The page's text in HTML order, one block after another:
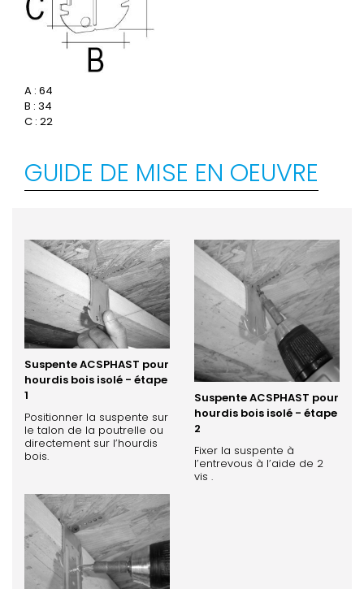
A : 64
B : 34
C : 22
GUIDE DE MISE EN OEUVRE
Suspente ACSPHAST pour
hourdis bois isolé - étape
1
Positionner la suspente sur
le talon de la poutrelle ou
directement sur l’hourdis
bois.
Suspente ACSPHAST pour
hourdis bois isolé - étape
2
Fixer la suspente à
l’entrevous à l’aide de 2
vis .